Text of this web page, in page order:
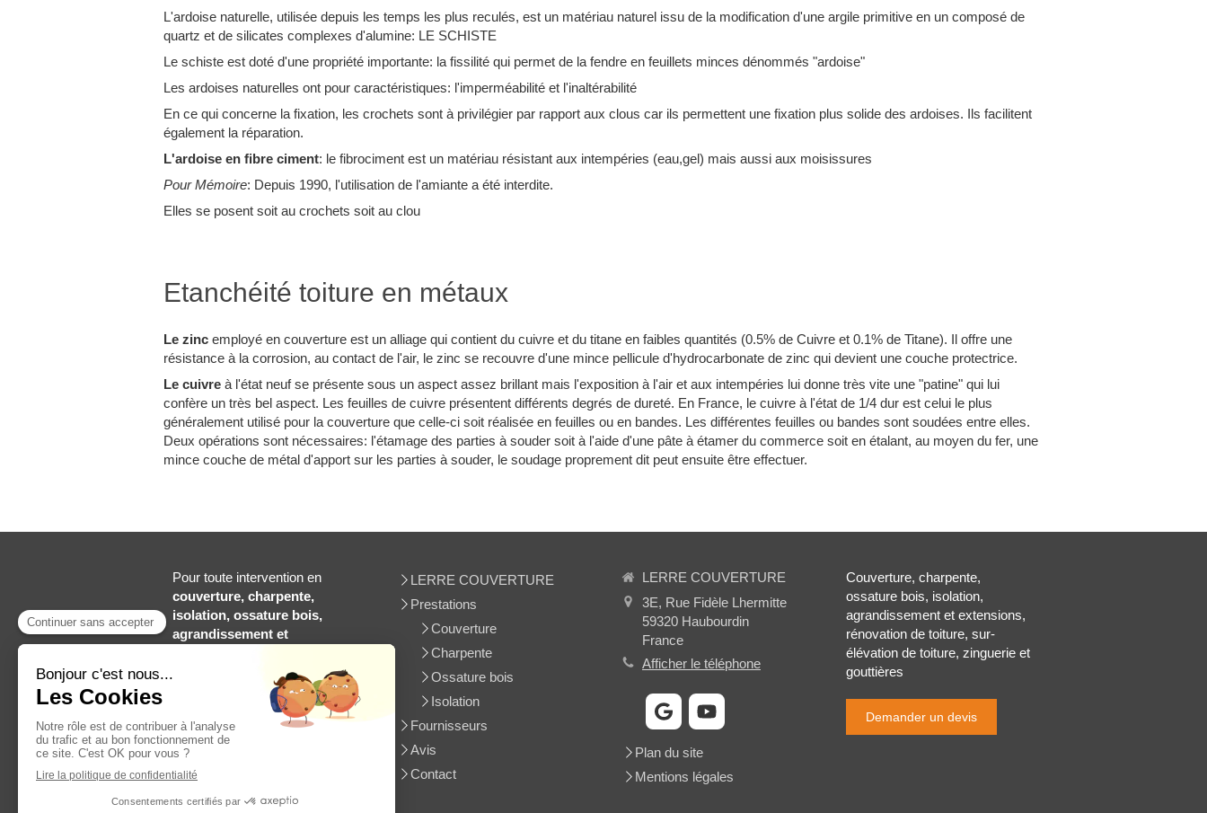
L'ardoise naturelle, utilisée depuis les temps les plus reculés, est un matériau naturel issu de la modification d'une argile primitive en un composé de
quartz et de silicates complexes d'alumine: LE SCHISTE
Le schiste est doté d'une propriété importante: la fissilité qui permet de la fendre en feuillets minces dénommés "ardoise"
Les ardoises naturelles ont pour caractéristiques: l'imperméabilité et l'inaltérabilité
En ce qui concerne la fixation, les crochets sont à privilégier par rapport aux clous car ils permettent une fixation plus solide des ardoises. Ils facilitent
également la réparation.
L'ardoise en fibre ciment: le fibrociment est un matériau résistant aux intempéries (eau,gel) mais aussi aux moisissures
Pour Mémoire: Depuis 1990, l'utilisation de l'amiante a été interdite.
Elles se posent soit au crochets soit au clou
Etanchéité toiture en métaux
Le zinc employé en couverture est un alliage qui contient du cuivre et du titane en faibles quantités (0.5% de Cuivre et 0.1% de Titane). Il offre une
résistance à la corrosion, au contact de l'air, le zinc se recouvre d'une mince pellicule d'hydrocarbonate de zinc qui devient une couche protectrice.
Le cuivre à l'état neuf se présente sous un aspect assez brillant mais l'exposition à l'air et aux intempéries lui donne très vite une "patine" qui lui
confère un très bel aspect. Les feuilles de cuivre présentent différents degrés de dureté. En France, le cuivre à l'état de 1/4 dur est celui le plus
généralement utilisé pour la couverture que celle-ci soit réalisée en feuilles ou en bandes. Les différentes feuilles ou bandes sont soudées entre elles.
Deux opérations sont nécessaires: l'étamage des parties à souder soit à l'aide d'une pâte à étamer du commerce soit en étalant, au moyen du fer, une
mince couche de métal d'apport sur les parties à souder, le soudage proprement dit peut ensuite être effectuer.
Pour toute intervention en
couverture, charpente,
isolation, ossature bois,
agrandissement et
toiture, sur-élévation de
toiture, zinguerie et
Haubourdinet
dans tout le département de
Nord, faites nous part de vos
LERRE COUVERTURE
Prestations
Couverture
Charpente
Ossature bois
Isolation
Fournisseurs
Avis
Contact
LERRE COUVERTURE
3E, Rue Fidèle Lhermitte
59320 Haubourdin
France
Afficher le téléphone
Plan du site
Mentions légales
Couverture, charpente,
ossature bois, isolation,
agrandissement et extensions,
rénovation de toiture, sur-
élévation de toiture, zinguerie et
gouttières
Demander un devis